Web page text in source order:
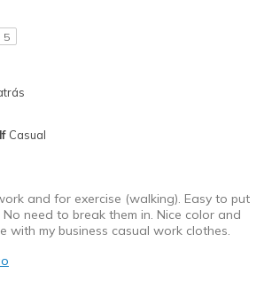
Feels true to width
Shoes are for Wearing
5
Casual
and for exercise (walking). Easy to put
need to break them in. Nice color and
with my business casual work clothes.